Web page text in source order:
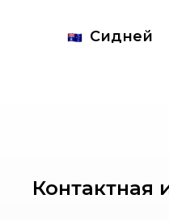
Сидней
Контактная